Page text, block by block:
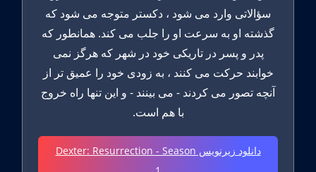
سؤالاتی وارد می شود ، دکستر متوجه می شود که
گذشته او به سرعت او را جلب می کند. همانطور که
پدر و پسر در تاریکی خود در شهر که هرگز نمی
خوابند حرکت می کنند ، به زودی خود را عمیق تر از
آنچه تصور می کردند - می بینند - و این تنها راه خروج
با هم است.
دانلود زیرنویس Dexter: Resurrection - Season